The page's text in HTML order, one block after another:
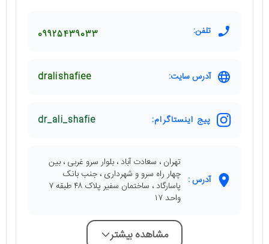
تلفن: 09925439033
آدرس سایت: dralishafiee
پیج اینستاگرام: dr_ali_shafie
آدرس :
تهران ، سعادت آباد ، بلوار سرو غربی ، بین
چهار راه سرو و شهرداری ، جنب بانک
پاسارگاد ، ساختمان سفیر پلاک ۴۸ طبقه ۷
واحد ۱۷
مشاهده بیشتر